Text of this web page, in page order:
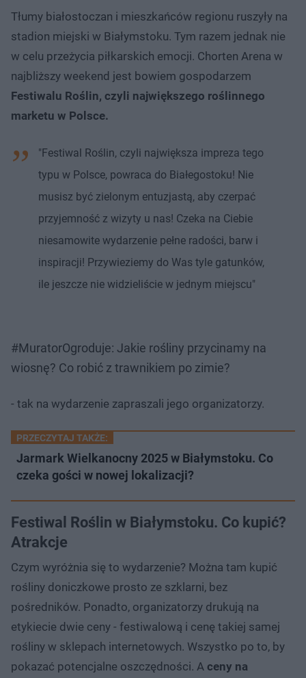
Tłumy białostoczan i mieszkańców regionu ruszyły na
stadion miejski w Białymstoku. Tym razem jednak nie
w celu przeżycia piłkarskich emocji. Chorten Arena w
najbliższy weekend jest bowiem gospodarzem
Festiwalu Roślin, czyli największego roślinnego
marketu w Polsce.
"Festiwal Roślin, czyli największa impreza tego
typu w Polsce, powraca do Białegostoku! Nie
musisz być zielonym entuzjastą, aby czerpać
przyjemność z wizyty u nas! Czeka na Ciebie
niesamowite wydarzenie pełne radości, barw i
inspiracji! Przywieziemy do Was tyle gatunków,
ile jeszcze nie widzieliście w jednym miejscu"
#MuratorOgroduje: Jakie rośliny przycinamy na
wiosnę? Co robić z trawnikiem po zimie?
- tak na wydarzenie zapraszali jego organizatorzy.
PRZECZYTAJ TAKŻE:
Jarmark Wielkanocny 2025 w Białymstoku. Co
czeka gości w nowej lokalizacji?
Festiwal Roślin w Białymstoku. Co kupić?
Atrakcje
Czym wyróżnia się to wydarzenie? Można tam kupić
rośliny doniczkowe prosto ze szklarni, bez
pośredników. Ponadto, organizatorzy drukują na
etykiecie dwie ceny - festiwalową i cenę takiej samej
rośliny w sklepach internetowych. Wszystko po to, by
pokazać potencjalne oszczędności. A ceny na